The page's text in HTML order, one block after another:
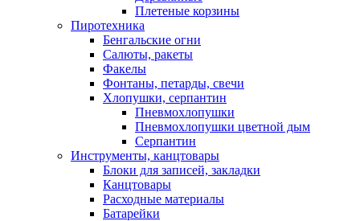
Плетеные корзины
Пиротехника
Бенгальские огни
Салюты, ракеты
Факелы
Фонтаны, петарды, свечи
Хлопушки, серпантин
Пневмохлопушки
Пневмохлопушки цветной дым
Серпантин
Инструменты, канцтовары
Блоки для записей, закладки
Канцтовары
Расходные материалы
Батарейки